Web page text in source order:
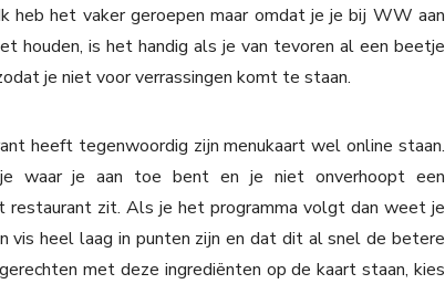
heb het vaker geroepen maar omdat je je bij WW aan
houden, is het handig als je van tevoren al een beetje
je niet voor verrassingen komt te staan.
heeft tegenwoordig zijn menukaart wel online staan.
waar je aan toe bent en je niet onverhoopt een
restaurant zit. Als je het programma volgt dan weet je
vis heel laag in punten zijn en dat dit al snel de betere
met deze ingrediënten op de kaart staan, kies